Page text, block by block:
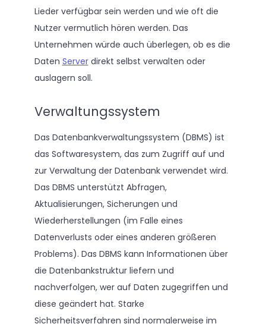
Lieder verfügbar sein werden und wie oft die
Nutzer vermutlich hören werden. Das
Unternehmen würde auch überlegen, ob es die
Daten Serverdirekt selbst verwalten oder
auslagern soll.
Verwaltungssystem
Das Datenbankverwaltungssystem (DBMS) ist
das Softwaresystem, das zum Zugriff auf und
zur Verwaltung der Datenbank verwendet wird.
Das DBMS unterstützt Abfragen,
Aktualisierungen, Sicherungen und
Wiederherstellungen (im Falle eines
Datenverlusts oder eines anderen größeren
Problems). Das DBMS kann Informationen über
die Datenbankstruktur liefern und
nachverfolgen, wer auf Daten zugegriffen und
diese geändert hat. Starke
Sicherheitsverfahren sind normalerweise im